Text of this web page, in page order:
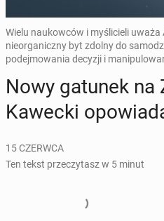
Wielu naukowców i myślicieli
nieorganiczny byt zdolny do
podejmowania decyzji i
Nowy gatunek na
Kawecki
15 CZERWCA
Ten tekst przeczytasz w 5 minut